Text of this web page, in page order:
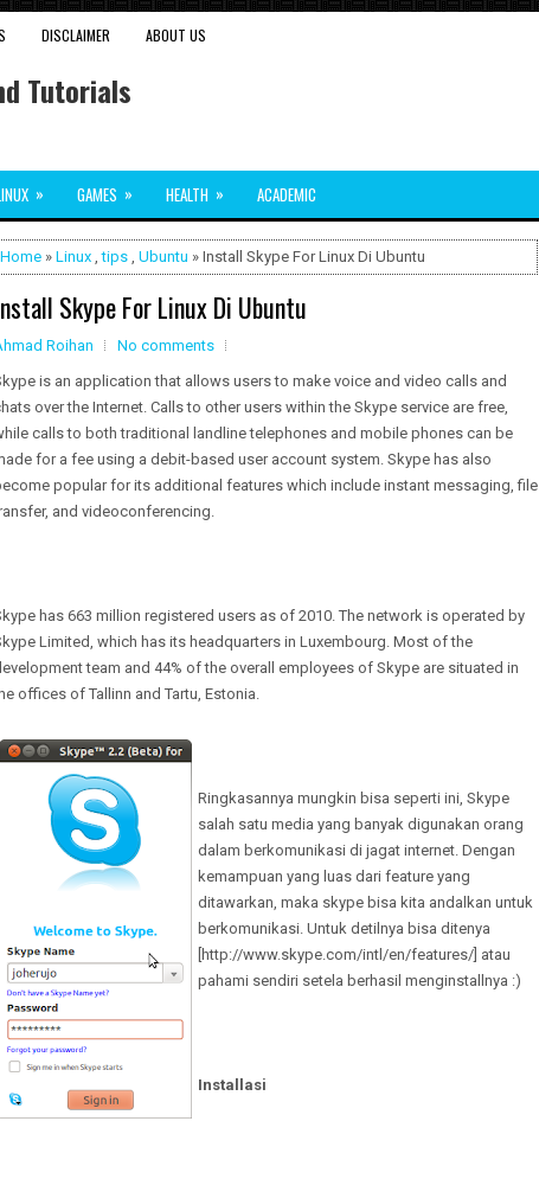
DISCLAIMER ABOUT US
Tutorials
» GAMES » HEALTH » ACADEMIC
Home » Linux ,tips , Ubuntu » Install Skype For Linux Di Ubuntu
Skype For Linux Di Ubuntu
Roihan
No comments
is an application that allows users to make voice and video calls and
over the Internet. Calls to other users within the Skype service are free,
calls to both traditional landline telephones and mobile phones can be
for a fee using a debit-based user account system. Skype has also
popular for its additional features which include instant messaging, file
and videoconferencing.
has 663 million registered users as of 2010. The network is operated by
Limited, which has its headquarters in Luxembourg. Most of the
team and 44% of the overall employees of Skype are situated in
offices of Tallinn and Tartu, Estonia.
Ringkasannya mungkin bisa seperti ini, Skype
salah satu media yang banyak digunakan orang
dalam berkomunikasi di jagat internet. Dengan
kemampuan yang luas dari feature yang
ditawarkan, maka skype bisa kita andalkan untuk
berkomunikasi. Untuk detilnya bisa ditenya
[http://www.skype.com/intl/en/features/] atau
pahami sendiri setela berhasil menginstallnya :)
Installasi